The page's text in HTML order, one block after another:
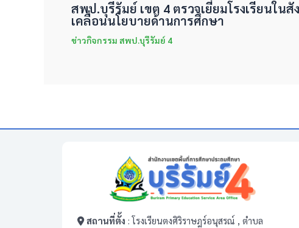
สพป.บุรีรัมย์ เขต 4 ตรวจเยี่ยมโรงเรียนใน
เคลื่อนนโยบายด้านการศึกษา
ข่าวกิจกรรม สพป.บุรีรัมย์ 4
สถานที่ตั้ง : โรงเรียนตงศิริราษฎร์อนุสรณ์ , ตำบล